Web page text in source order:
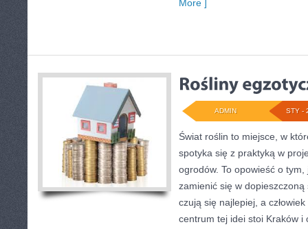
More ]
STY -
ADMIN
Świat roślin to miejsce, w
spotyka się z praktyką w
ogrodów. To opowieść o tym,
zamienić się w
czują się najlepiej, a
centrum tej idei stoi Kraków i